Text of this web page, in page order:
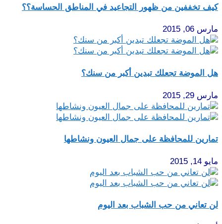
كيف تخففين من ظهور التجاعيد في المناطق الحساسة؟؟
مارس 06, 2015
هل الموضة تجعلك تبدين أكبر من سنك؟
مارس 29, 2015
تمارين للمحافظة على جمال العيون ونشاطها
مايو 14, 2015
لن تعاني من حب الشباب بعد اليوم